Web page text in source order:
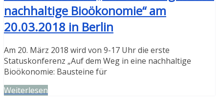
nachhaltige Bioökonomie“ am
20.03.2018 in Berlin
Am 20. März 2018 wird von 9-17 Uhr die erste
Statuskonferenz „Auf dem Weg in eine nachhaltige
Bioökonomie: Bausteine für
Weiterlesen